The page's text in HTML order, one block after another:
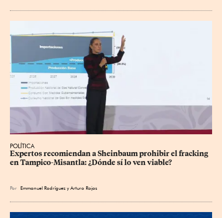
POLÍTICA
Expertos recomiendan a Sheinbaum prohibir el fracking
en Tampico-Misantla: ¿Dónde sí lo ven viable?
Por Emmanuel Rodríguez yArturo Rojas